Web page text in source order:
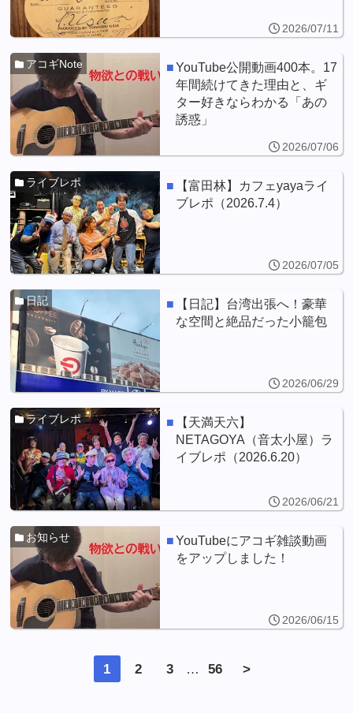
2026/07/11
YouTube公開動画400本。17
年間続けてきた理由と、ギ
ター好きならわかる「あの
誘惑」
アコギNote
2026/07/06
【富田林】カフェyayaライ
ブレポ（2026.7.4）
ライブレポ
2026/07/05
【日記】台湾出張へ！豪華
な空間と絶品だった小籠包
日記
2026/06/29
【天満天六】
NETAGOYA（音太小屋）ラ
イブレポ（2026.6.20）
ライブレポ
2026/06/21
YouTubeにアコギ雑談動画
をアップしました！
お知らせ
2026/06/15
1 2 3 … 56 >